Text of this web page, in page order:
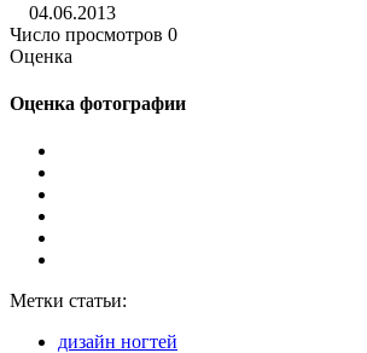
04.06.2013
Число просмотров 0
Оценка
Оценка фотографии
Метки статьи:
дизайн ногтей